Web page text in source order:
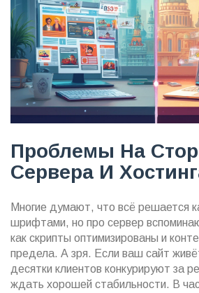
Проблемы На
Сервера И
Многие думают, что всё решается
шрифтами, но про сервер
как скрипты оптимизированы и
предела. А зря. Если ваш сайт
десятки клиентов конкурируют за
ждать хорошей стабильности. В